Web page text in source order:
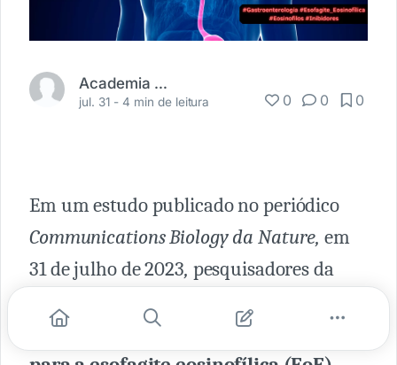
Academia Médica
jul. 31 -4 min de leitura 0 0 0
Em um estudo publicado no periódico
Communications Biology da Nature,em
31 de julho de 2023, pesquisadores da
novo entendimento e tratamento